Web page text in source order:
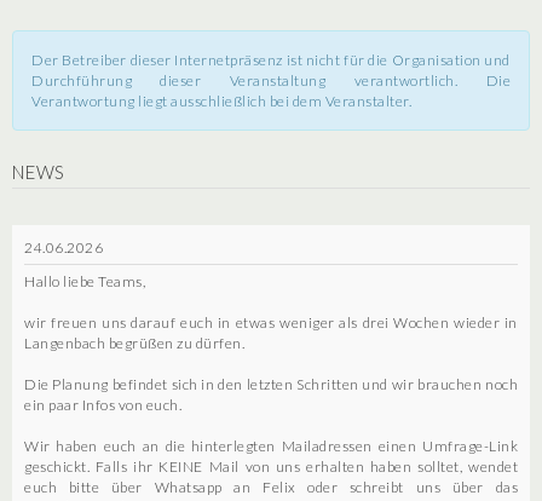
Der Betreiber dieser Internetpräsenz ist nicht für die Organisation und
Durchführung dieser Veranstaltung verantwortlich. Die
Verantwortung liegt ausschließlich bei dem Veranstalter.
NEWS
24.06.2026
Hallo liebe Teams,
wir freuen uns darauf euch in etwas weniger als drei Wochen wieder in
Langenbach begrüßen zu dürfen.
Die Planung befindet sich in den letzten Schritten und wir brauchen noch
ein paar Infos von euch.
Wir haben euch an die hinterlegten Mailadressen einen Umfrage-Link
geschickt. Falls ihr KEINE Mail von uns erhalten haben solltet, wendet
euch bitte über Whatsapp an Felix oder schreibt uns über das